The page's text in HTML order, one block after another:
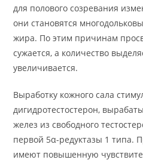
для полового созревания
они становятся
жира. По этим причинам
сужается, а количество
увеличивается.
Выработку кожного сала
дигидротестостерон,
желез из свободного
первой 5α-редуктазы 1 типа.
имеют повышенную